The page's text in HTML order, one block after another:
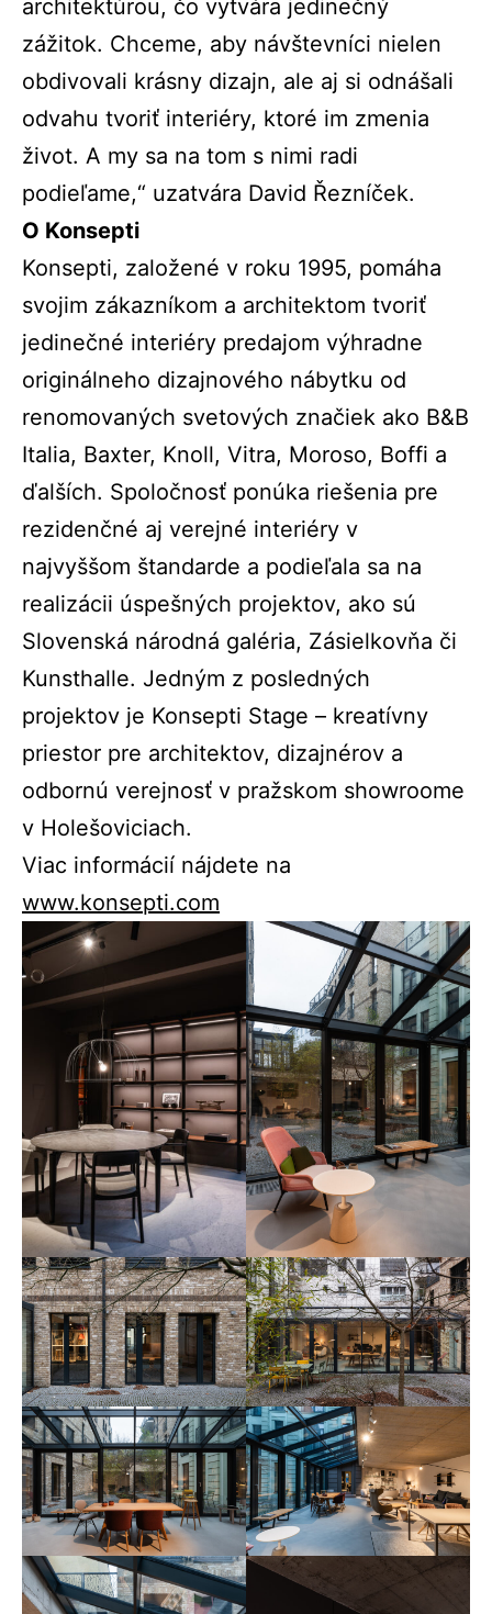
architektúrou, čo vytvára jedinečný
zážitok. Chceme, aby návštevníci nielen
obdivovali krásny dizajn, ale aj si odnášali
odvahu tvoriť interiéry, ktoré im zmenia
život. A my sa na tom s nimi radi
podieľame,“ uzatvára David Řezníček.
O Konsepti
Konsepti, založené v roku 1995, pomáha
svojim zákazníkom a architektom tvoriť
jedinečné interiéry predajom výhradne
originálneho dizajnového nábytku od
renomovaných svetových značiek ako B&B
Italia, Baxter, Knoll, Vitra, Moroso, Boffi a
ďalších. Spoločnosť ponúka riešenia pre
rezidenčné aj verejné interiéry v
najvyššom štandarde a podieľala sa na
realizácii úspešných projektov, ako sú
Slovenská národná galéria, Zásielkovňa či
Kunsthalle. Jedným z posledných
projektov je Konsepti Stage – kreatívny
priestor pre architektov, dizajnérov a
odbornú verejnosť v pražskom showroome
v Holešoviciach.
Viac informácií nájdete na
www.konsepti.com